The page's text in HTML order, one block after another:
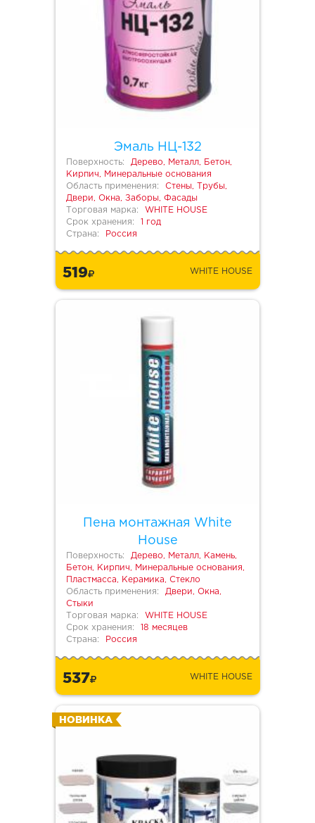
Эмаль НЦ-132
Поверхность:
Дерево, Металл, Бетон,
Кирпич, Минеральные основания
Область применения:
Стены, Трубы,
Двери, Окна, Заборы, Фасады
Торговая марка:
WHITE HOUSE
Срок хранения:
1 год
Страна:
Россия
519 WHITE HOUSE
Пена монтажная White
House
Поверхность:
Дерево, Металл, Камень,
Бетон, Кирпич, Минеральные основания,
Пластмасса, Керамика, Стекло
Область применения:
Двери, Окна,
Стыки
Торговая марка:
WHITE HOUSE
Срок хранения:
18 месяцев
Страна:
Россия
537 WHITE HOUSE
НОВИНКА